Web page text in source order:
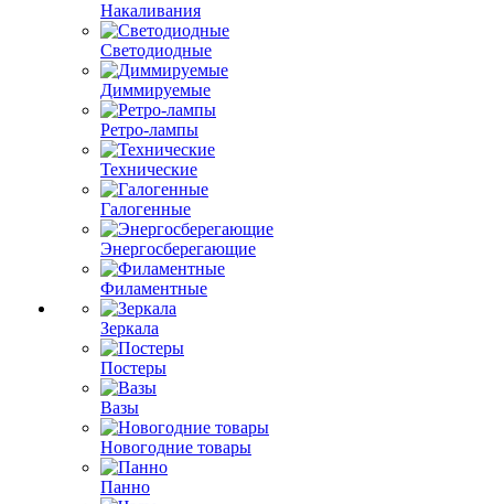
Накаливания
Светодиодные
Диммируемые
Ретро-лампы
Технические
Галогенные
Энергосберегающие
Филаментные
Зеркала
Постеры
Вазы
Новогодние товары
Панно